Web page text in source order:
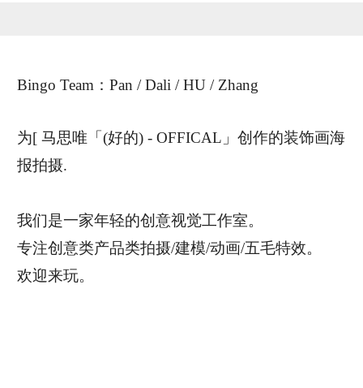
Bingo Team：Pan / Dali / HU / Zhang
为[ 马思唯「(好的) - OFFICAL」创作的装饰画海
报拍摄.
我们是一家年轻的创意视觉工作室。
专注创意类产品类拍摄/建模/动画/五毛特效。
欢迎来玩。